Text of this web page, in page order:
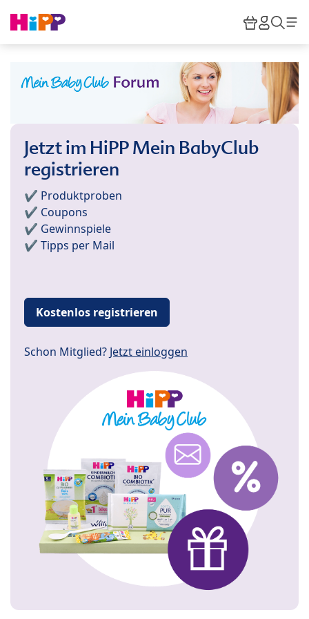
HiPP
Jetzt im HiPP Mein BabyClub
registrieren
✔️ Produktproben
✔️ Coupons
✔️ Gewinnspiele
✔️ Tipps per Mail
Kostenlos registrieren
Schon Mitglied? Jetzt einloggen